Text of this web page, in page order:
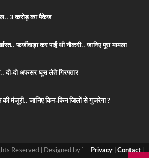
3 करोड़ का पैकेज
फर्जीवाड़ा कर पाई थी नौकरी.. जानिए पूरा मामला
दो-दो अफसर घूस लेते गिरफ्तार
मंजूरी.. जानिए किन-किन जिलों से गुजरेगा ?
Reserved | Designed by ` Privacy| Contact |